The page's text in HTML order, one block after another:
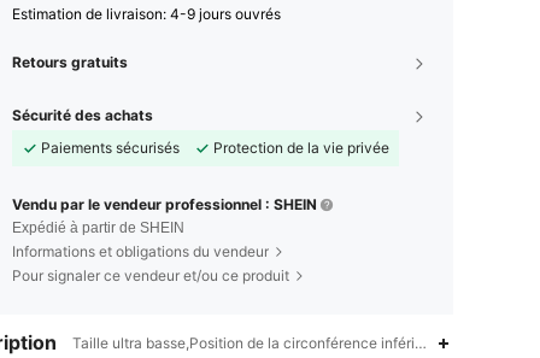
Estimation de livraison: 4-9 jours ouvrés
Retours gratuits
Sécurité des achats
Paiements sécurisés
Protection de la vie privée
Vendu par le vendeur professionnel : SHEIN
Expédié à partir de SHEIN
Informations et obligations du vendeur
Pour signaler ce vendeur et/ou ce produit
Taille ultra basse,Position de la circonférence inférieure la plus